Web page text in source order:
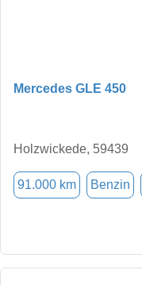
Mercedes GLE 450
Holzwickede, 59439
91.000 km Benzin